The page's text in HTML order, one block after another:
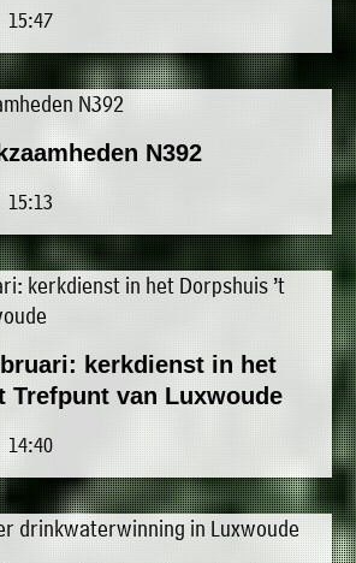
15:47
N392
15:13
kerkdienst in het
Trefpunt van Luxwoude
14:40